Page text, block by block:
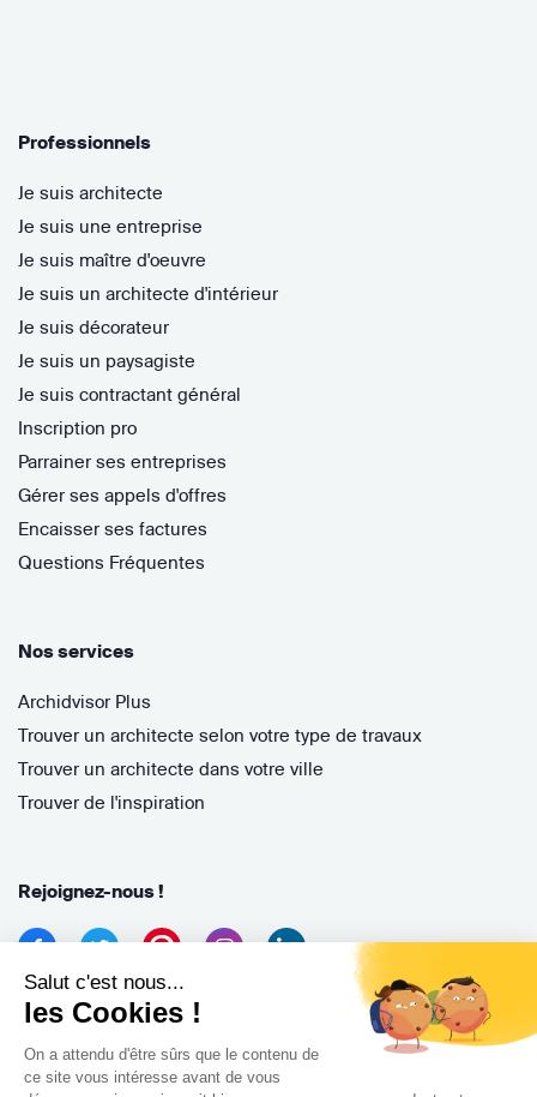
Salut c'est nous...
les Cookies !
On a attendu d'être sûrs que le contenu de
ce site vous intéresse avant de vous
Professionnels
Je suis architecte
Je suis une entreprise
Je suis maître d'oeuvre
Je suis un architecte d'intérieur
Je suis décorateur
Je suis un paysagiste
Je suis contractant général
Inscription pro
Parrainer ses entreprises
Gérer ses appels d'offres
Encaisser ses factures
Questions Fréquentes
Nos services
Archidvisor Plus
Trouver un architecte selon votre type de travaux
Trouver un architecte dans votre ville
Trouver de l'inspiration
Rejoignez-nous !